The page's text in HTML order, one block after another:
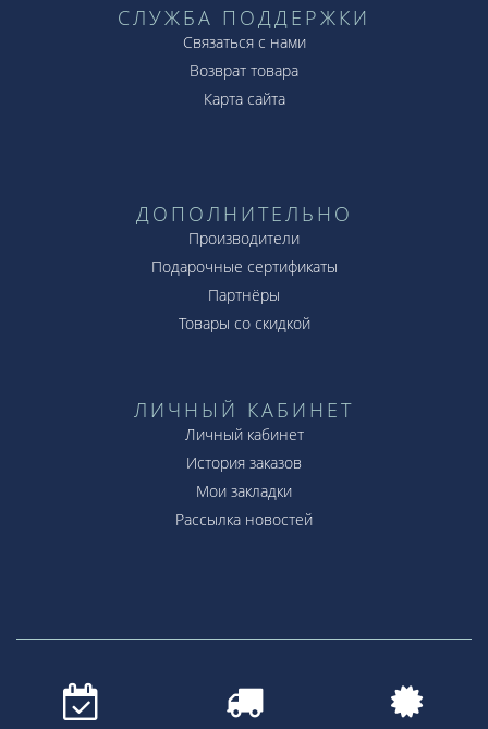
СЛУЖБА ПОДДЕРЖКИ
Связаться с нами
Возврат товара
Карта сайта
ДОПОЛНИТЕЛЬНО
Производители
Подарочные сертификаты
Партнёры
Товары со скидкой
ЛИЧНЫЙ КАБИНЕТ
Личный кабинет
История заказов
Мои закладки
Рассылка новостей